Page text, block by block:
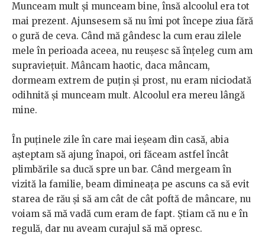
Munceam mult și munceam bine, însă alcoolul era tot
mai prezent. Ajunsesem să nu îmi pot începe ziua fără
o gură de ceva. Când mă gândesc la cum erau zilele
mele în perioada aceea, nu reușesc să înțeleg cum am
supraviețuit. Mâncam haotic, daca mâncam,
dormeam extrem de puțin și prost, nu eram niciodată
odihnită și munceam mult. Alcoolul era mereu lângă
mine.
În puținele zile în care mai ieșeam din casă, abia
așteptam să ajung înapoi, ori făceam astfel încât
plimbările sa ducă spre un bar. Când mergeam în
vizită la familie, beam dimineața pe ascuns ca să evit
starea de rău și să am cât de cât poftă de mâncare, nu
voiam să mă vadă cum eram de fapt. Știam că nu e în
regulă, dar nu aveam curajul să mă opresc.